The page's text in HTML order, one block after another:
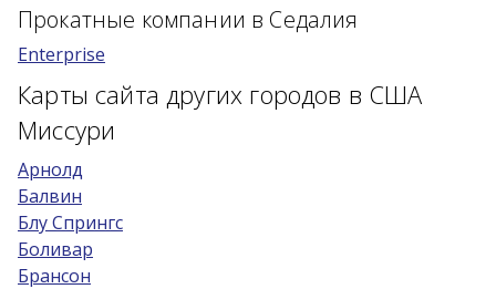
Возраст 25-70 лет?
Купон/промо
Прокатные компании в Седалия
Enterprise
Карты сайта других городов в США
Миссури
Арнолд
Балвин
Блу Спрингс
Боливар
Брансон